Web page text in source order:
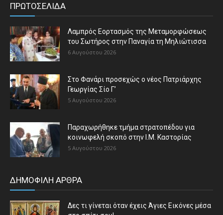
ΠΡΩΤΟΣΕΛΙΔΑ
Λαμπρός Εορτασμός της Μεταμορφώσεως
του Σωτήρος στην Παναγία τη Μηλιώτισσα
6 Αυγούστου 2026
Στο Φανάρι προσεχώς ο νέος Πατριάρχης
Γεωργίας Σίο Γ’
5 Αυγούστου 2026
Παραχωρήθηκε τμήμα στρατοπέδου για
κοινωφελή σκοπό στην Ι.Μ. Καστορίας
5 Αυγούστου 2026
ΔΗΜΟΦΙΛΗ ΑΡΘΡΑ
Δες τι γίνεται όταν έχεις Άγιες Εικόνες μέσα